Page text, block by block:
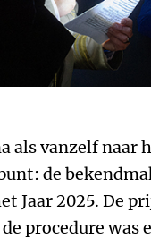
als vanzelf naar
de
Jaar 2025. De
procedure was